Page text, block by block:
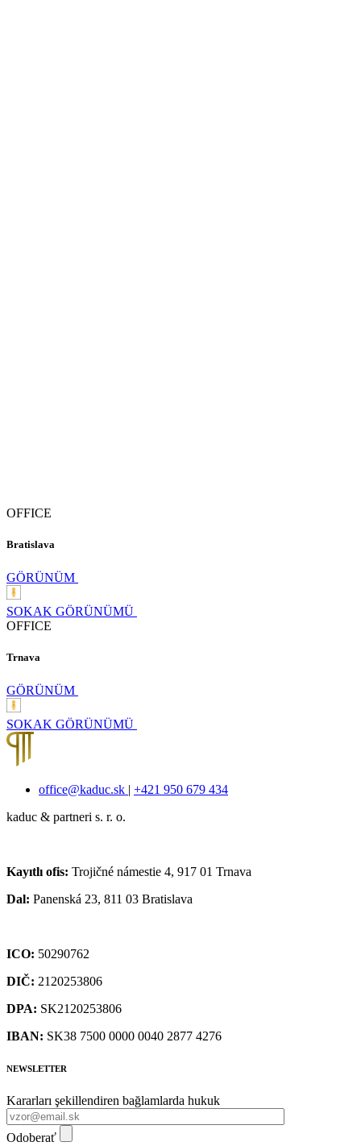
OFFICE
Bratislava
GÖRÜNÜM
SOKAK GÖRÜNÜMÜ
OFFICE
Trnava
GÖRÜNÜM
SOKAK GÖRÜNÜMÜ
office@kaduc.sk | +421 950 679 434
kaduc & partneri s. r. o.
Kayıtlı ofis: Trojičné námestie 4, 917 01 Trnava
Dal: Panenská 23, 811 03 Bratislava
ICO: 50290762
DIČ: 2120253806
DPA: SK2120253806
IBAN: SK38 7500 0000 0040 2877 4276
NEWSLETTER
Kararları şekillendiren bağlamlarda hukuk
Odoberať